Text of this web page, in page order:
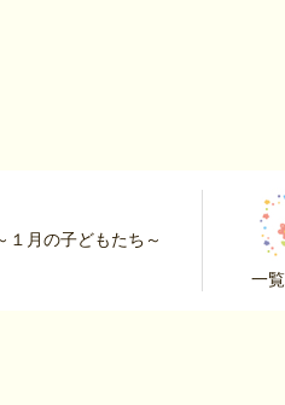
月の子どもたち～
一